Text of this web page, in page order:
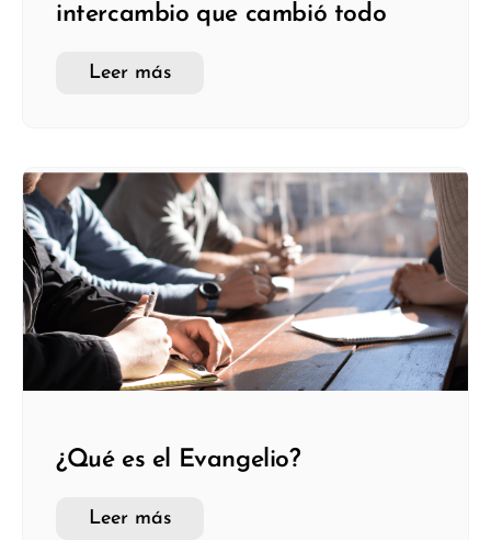
intercambio que cambió todo
Leer más
¿Qué es el Evangelio?
Leer más